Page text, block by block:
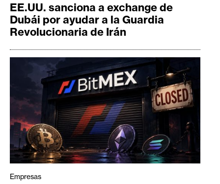
EE.UU. sanciona a exchange de
Dubái por ayudar a la Guardia
Revolucionaria de Irán
Empresas